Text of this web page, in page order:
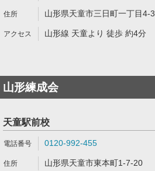
山形県天童市三日町一丁目4-3
山形線 天童より 徒歩 約4分
山形練成会
天童駅前校
0120-992-455
山形県天童市東本町1-7-20